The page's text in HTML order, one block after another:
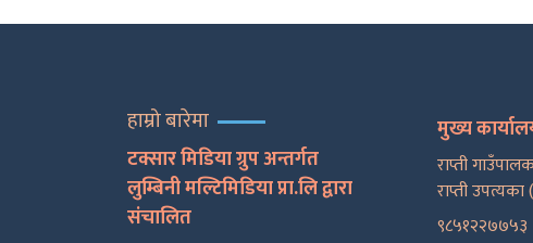
हाम्रो बारेमा
टक्सार मिडिया ग्रुप अन्तर्गत
लुम्बिनी मल्टिमिडिया प्रा.लि द्वारा
संचालित
मुख्य
राप्ती
राप्ती
९८५१२२७७५३